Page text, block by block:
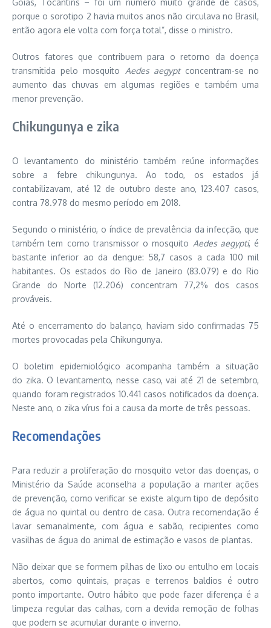
porque o sorotipo 2 havia muitos anos não circulava no Brasil,
então agora ele volta com força total”, disse o ministro.
Outros fatores que contribuem para o retorno da doença
transmitida pelo mosquito Aedes aegyptconcentram-se no
aumento das chuvas em algumas regiões e também uma
menor prevenção.
Chikungunya e zika
O levantamento do ministério também reúne informações
sobre a febre chikungunya. Ao todo, os estados já
contabilizavam, até 12 de outubro deste ano, 123.407 casos,
contra 78.978 do mesmo período em 2018.
Segundo o ministério, o índice de prevalência da infecção, que
também tem como transmissor o mosquito Aedes aegypti, é
bastante inferior ao da dengue: 58,7 casos a cada 100 mil
habitantes. Os estados do Rio de Janeiro (83.079) e do Rio
Grande do Norte (12.206) concentram 77,2% dos casos
prováveis.
Até o encerramento do balanço, haviam sido confirmadas 75
mortes provocadas pela Chikungunya.
O boletim epidemiológico acompanha também a situação
do zika. O levantamento, nesse caso, vai até 21 de setembro,
quando foram registrados 10.441 casos notificados da doença.
Neste ano, o zika vírus foi a causa da morte de três pessoas.
Recomendações
Para reduzir a proliferação do mosquito vetor das doenças, o
Ministério da Saúde aconselha a população a manter ações
de prevenção, como verificar se existe algum tipo de depósito
de água no quintal ou dentro de casa. Outra recomendação é
lavar semanalmente, com água e sabão, recipientes como
vasilhas de água do animal de estimação e vasos de plantas.
Não deixar que se formem pilhas de lixo ou entulho em locais
abertos, como quintais, praças e terrenos baldios é outro
ponto importante. Outro hábito que pode fazer diferença é a
limpeza regular das calhas, com a devida remoção de folhas
que podem se acumular durante o inverno.